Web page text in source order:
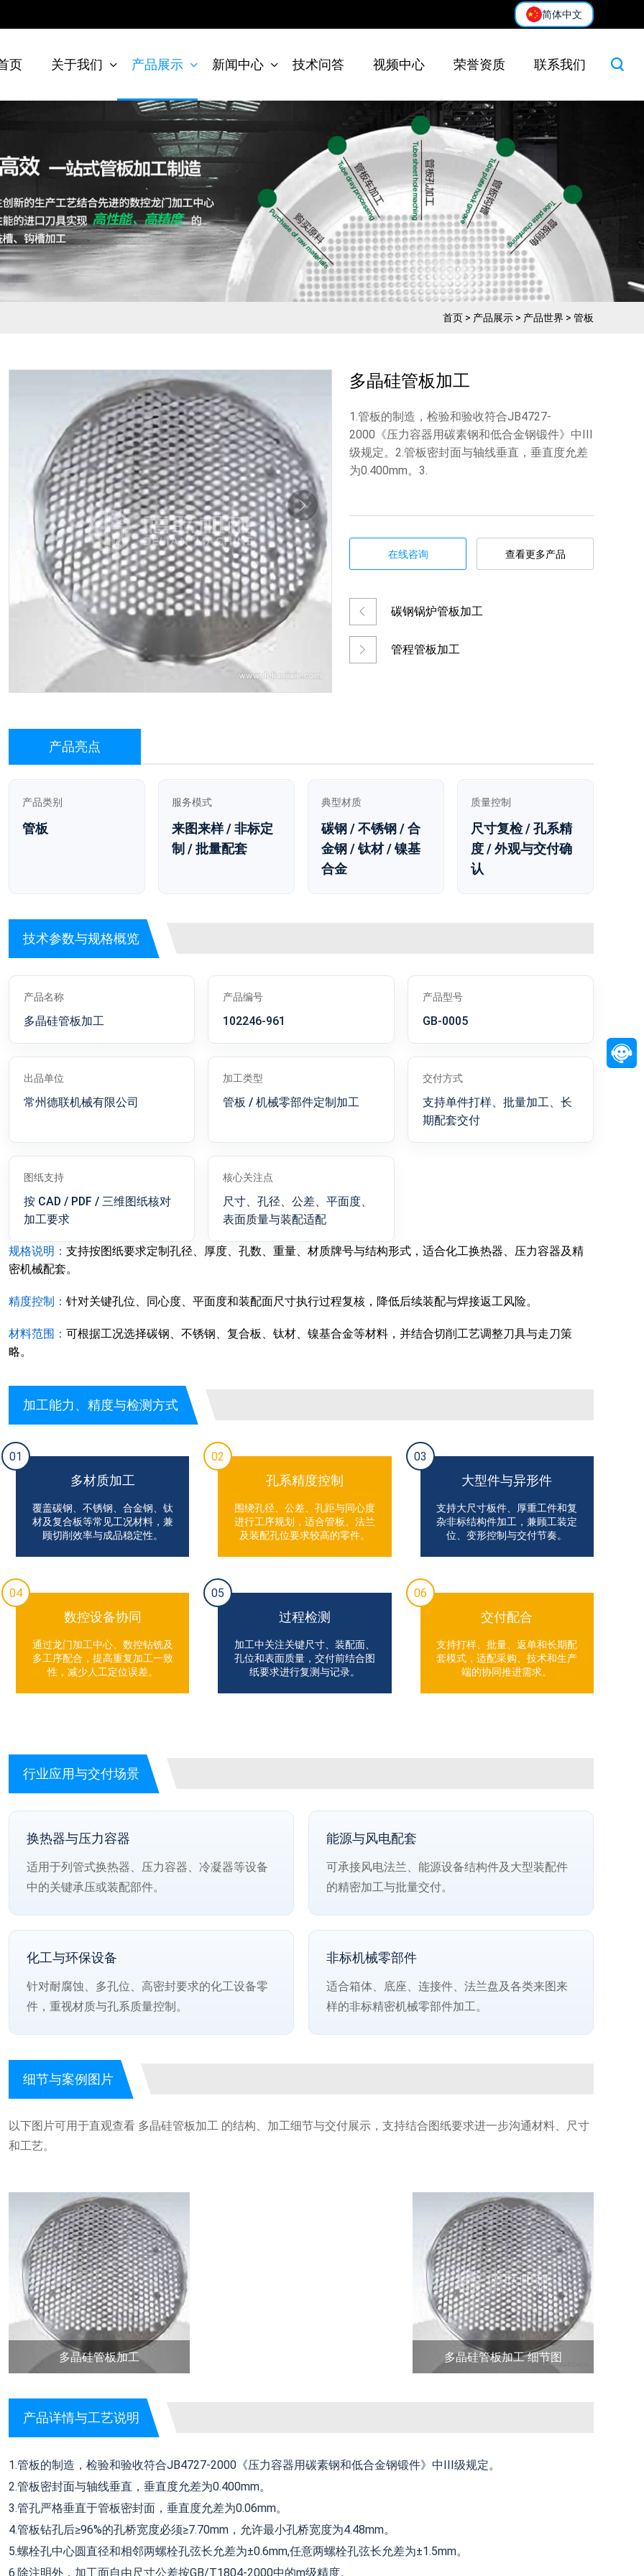
简体中文
页 关于我们 产品展示 新闻中心 技术问答 视频中心 荣誉资质 联系我们
首页 > 产品展示 > 产品世界 > 管板
多晶硅管板加工
1.管板的制造，检验和验收符合JB4727-
2000《压力容器用碳素钢和低合金钢锻件》中III
级规定。2.管板密封面与轴线垂直，垂直度允差
为0.400mm。3.
在线咨询 查看更多产品
碳钢锅炉管板加工
管程管板加工
产品亮点
产品类别
管板
服务模式
来图来样 / 非标定
制 / 批量配套
典型材质
碳钢 / 不锈钢 / 合
金钢 / 钛材 / 镍基
合金
质量控制
尺寸复检 / 孔系精
度 / 外观与交付确
认
技术参数与规格概览
产品名称
多晶硅管板加工
产品编号
102246-961
产品型号
GB-0005
出品单位
常州德联机械有限公司
加工类型
管板 / 机械零部件定制加工
交付方式
支持单件打样、批量加工、长
期配套交付
图纸支持
按 CAD / PDF / 三维图纸核对
加工要求
核心关注点
尺寸、孔径、公差、平面度、
表面质量与装配适配
规格说明： 支持按图纸要求定制孔径、厚度、孔数、重量、材质牌号与结构形式，适合化工换热器、压力容器及精
密机械配套。
精度控制： 针对关键孔位、同心度、平面度和装配面尺寸执行过程复核，降低后续装配与焊接返工风险。
材料范围： 可根据工况选择碳钢、不锈钢、复合板、钛材、镍基合金等材料，并结合切削工艺调整刀具与走刀策
略。
加工能力、精度与检测方式
01
多材质加工
覆盖碳钢、不锈钢、合金钢、钛
材及复合板等常见工况材料，兼
顾切削效率与成品稳定性。
02
孔系精度控制
围绕孔径、公差、孔距与同心度
进行工序规划，适合管板、法兰
及装配孔位要求较高的零件。
03
大型件与异形件
支持大尺寸板件、厚重工件和复
杂非标结构件加工，兼顾工装定
位、变形控制与交付节奏。
04
数控设备协同
通过龙门加工中心、数控钻铣及
多工序配合，提高重复加工一致
性，减少人工定位误差。
05
过程检测
加工中关注关键尺寸、装配面、
孔位和表面质量，交付前结合图
纸要求进行复测与记录。
06
交付配合
支持打样、批量、返单和长期配
套模式，适配采购、技术和生产
端的协同推进需求。
行业应用与交付场景
换热器与压力容器
适用于列管式换热器、压力容器、冷凝器等设备
中的关键承压或装配部件。
能源与风电配套
可承接风电法兰、能源设备结构件及大型装配件
的精密加工与批量交付。
化工与环保设备
针对耐腐蚀、多孔位、高密封要求的化工设备零
件，重视材质与孔系质量控制。
非标机械零部件
适合箱体、底座、连接件、法兰盘及各类来图来
样的非标精密机械零部件加工。
细节与案例图片
以下图片可用于直观查看 多晶硅管板加工 的结构、加工细节与交付展示，支持结合图纸要求进一步沟通材料、尺寸
和工艺。
多晶硅管板加工 多晶硅管板加工 细节图
产品详情与工艺说明
1.管板的制造，检验和验收符合JB4727-2000《压力容器用碳素钢和低合金钢锻件》中III级规定。
2.管板密封面与轴线垂直，垂直度允差为0.400mm。
3.管孔严格垂直于管板密封面，垂直度允差为0.06mm。
4.管板钻孔后≥96%的孔桥宽度必须≥7.70mm，允许最小孔桥宽度为4.48mm。
5.螺栓孔中心圆直径和相邻两螺栓孔弦长允差为±0.6mm,任意两螺栓孔弦长允差为±1.5mm。
6.除注明外，加工面自由尺寸公差按GB/T1804-2000中的m级精度。